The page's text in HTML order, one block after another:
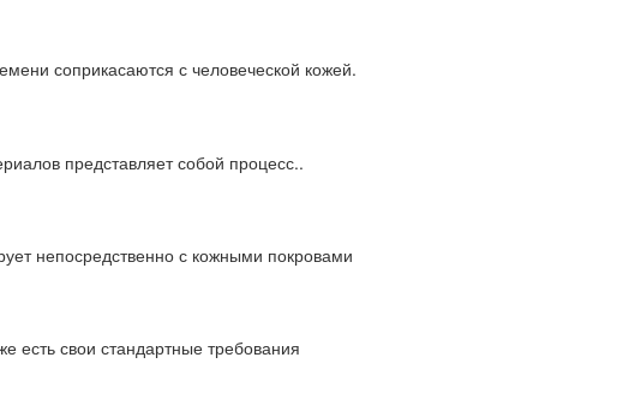
соприкасаются с человеческой кожей.
представляет собой процесс..
непосредственно с кожными покровами
есть свои стандартные требования